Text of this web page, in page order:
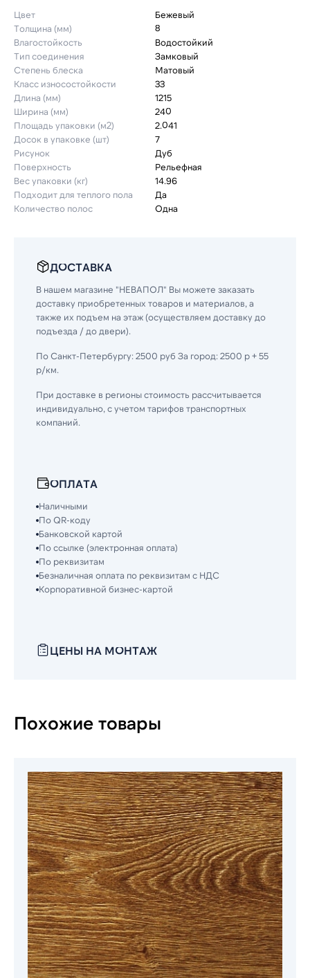
Цвет
Бежевый
Толщина (мм)
8
Влагостойкость
Водостойкий
Тип соединения
Замковый
Степень блеска
Матовый
Класс износостойкости
33
Длина (мм)
1215
Ширина (мм)
240
Площадь упаковки (м2)
2.041
Досок в упаковке (шт)
7
Рисунок
Дуб
Поверхность
Рельефная
Вес упаковки (кг)
14.96
Подходит для теплого пола
Да
Количество полос
Одна
ДОСТАВКА
В нашем магазине "НЕВАПОЛ" Вы можете заказать
доставку приобретенных товаров и материалов, а
также их подъем на этаж (осуществляем доставку до
подъезда / до двери).
По Санкт-Петербургу: 2500 руб За город: 2500 р + 55
р/км.
При доставке в регионы стоимость рассчитывается
индивидуально, с учетом тарифов транспортных
компаний.
ОПЛАТА
Наличными
По QR-коду
Банковской картой
По ссылке (электронная оплата)
По реквизитам
Безналичная оплата по реквизитам с НДС
Корпоративной бизнес-картой
ЦЕНЫ НА МОНТАЖ
Похожие товары